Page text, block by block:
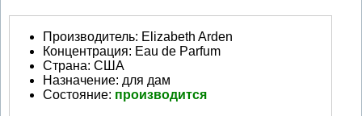
Производитель: Elizabeth Arden
Концентрация: Eau de Parfum
Страна: США
Назначение: для дам
Состояние: производится